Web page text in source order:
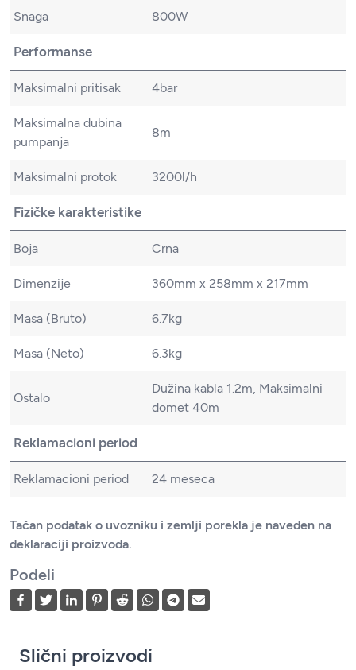
Snaga 800W
Performanse
Maksimalni pritisak 4bar
Maksimalna dubina
pumpanja
8m
Maksimalni protok 3200l/h
Fizičke karakteristike
Boja Crna
Dimenzije 360mm x 258mm x 217mm
Masa (Bruto) 6.7kg
Masa (Neto) 6.3kg
Ostalo
Dužina kabla 1.2m, Maksimalni
domet 40m
Reklamacioni period
Reklamacioni period 24 meseca
Tačan podatak o uvozniku i zemlji porekla je naveden na
deklaraciji proizvoda.
Podeli
Slični proizvodi